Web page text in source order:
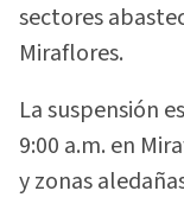
sectores
Miraflores.
La suspensión
9:00 a.m. en
y zonas